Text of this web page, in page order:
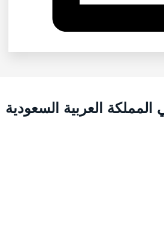
العربية السعودية